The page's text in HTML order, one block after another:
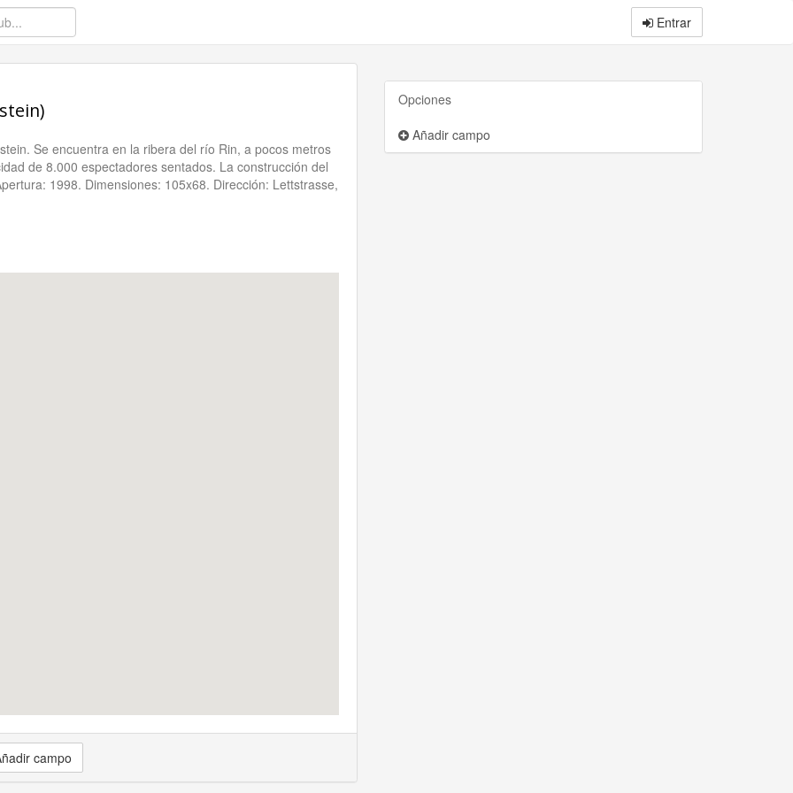
Entrar
Se encuentra en la ribera del río Rin, a pocos metros
de 8.000 espectadores sentados. La construcción del
1998. Dimensiones: 105x68. Dirección: Lettstrasse,
campo
Opciones
Añadir campo